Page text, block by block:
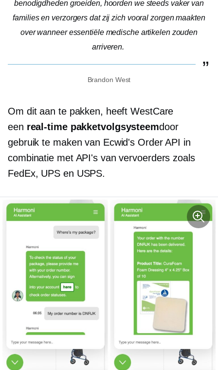
benodigdheden groeiden, hoorden we steeds vaker van
families en verzorgers dat zij zich vooral zorgen maakten
over wanneer essentiële medische artikelen zouden
arriveren.
Brandon West
Om dit aan te pakken, heeft WestCare
een real-timepakketvolgsysteemdoor
gebruik te maken van Ecwid's Order API in
combinatie met API's van vervoerders zoals
FedEx, UPS en USPS.